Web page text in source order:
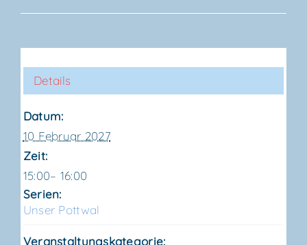
Details
Datum:
10 Februar 2027
Zeit:
15:00– 16:00
Serien:
Unser Pott­wal
Veranstaltungskategorie: